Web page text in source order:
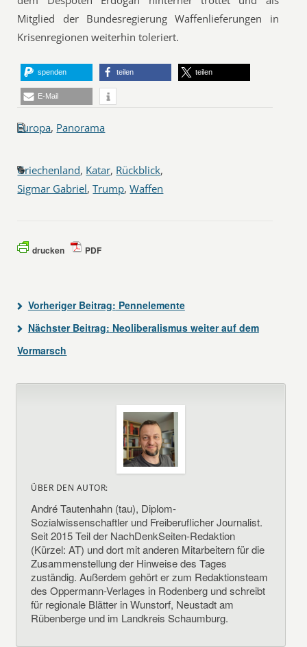
Mitglied der Bundesregierung Waffenlieferungen in
Krisenregionen weiterhin toleriert.
spenden teilen teilen
E-Mail
Europa, Panorama
Griechenland, Katar, Rückblick,
Sigmar Gabriel,Trump,Waffen
drucken PDF
Vorheriger Beitrag: Pennelemente
Nächster Beitrag: Neoliberalismus weiter auf dem
Vormarsch
ÜBER DEN AUTOR:
André Tautenhahn (tau), Diplom-
Sozialwissenschaftler und Freiberuflicher Journalist.
Seit 2015 Teil der NachDenkSeiten-Redaktion
(Kürzel: AT) und dort mit anderen Mitarbeitern für die
Zusammenstellung der Hinweise des Tages
zuständig. Außerdem gehört er zum Redaktionsteam
des Oppermann-Verlages in Rodenberg und schreibt
für regionale Blätter in Wunstorf, Neustadt am
Rübenberge und im Landkreis Schaumburg.